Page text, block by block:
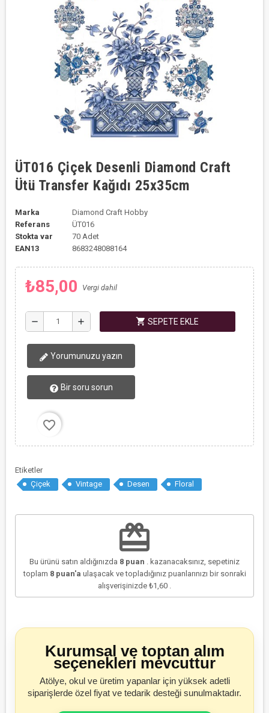
ÜT016 Çiçek Desenli Diamond Craft
Ütü Transfer Kağıdı 25x35cm
Marka
Diamond Craft Hobby
Referans
ÜT016
Stokta var
70 Adet
EAN13
8683248088164
₺85,00 Vergi dahil
remove add shopping_cart SEPETE EKLE
Yorumunuzu yazın
Bir soru sorun
favorite_border
Etiketler
Çiçek
Vintage Desen Floral
redeem
Bu ürünü satın aldığınızda 8 puan . kazanacaksınız, sepetiniz
toplam 8puan'a ulaşacak ve topladığınız puanlarınızı bir sonraki
alışverişinizde ₺1,60
Kurumsal ve toptan alım
seçenekleri mevcuttur
Atölye, okul ve üretim yapanlar için yüksek adetli
siparişlerde özel fiyat ve tedarik desteği sunulmaktadır.